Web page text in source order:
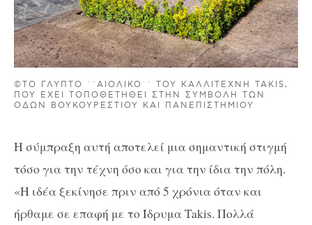
©ΤΟ ΓΛΥΠΤΌ ΄΄ΑΙΟΛΙΚΌ΄΄ ΤΟΥ ΚΑΛΛΙΤΈΧΝΗ TAKI
S, ΠΟΥ ΈΧΕΙ ΤΟΠΟΘΕΤΗΘΕΊ ΣΤΗΝ ΣΥΜΒΟΛΗ
́ ΤΩΝ ΟΔΏΝ ΒΟΥΚΟΥΡΕΣΤΊΟΥ ΚΑΙ ΠΑΝΕΠΙΣΤΗΜΊΟΥ
Η σύμπραξη αυτή αποτελεί μια σημαντική στιγμή
τόσο για την τέχνη όσο και για την ίδια την πόλη.
«Η ιδέα ξεκίνησε πριν από 5 χρόνια όταν και
ήρθαμε σε επαφή με το Ίδρυμα Takis. Πολλά